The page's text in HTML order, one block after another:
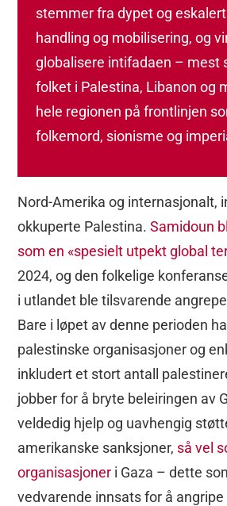
stemmer fra dypet og
handling og mobilisering, og
globalisere intifadaen – mest
folket i Palestina, Libanon og
hele regionen på frontlinjen
folkemord, sionisme og
Nord-Amerika og internasjonalt,
okkuperte Palestina.Samidoun
som en «spesielt utpekt global
2024, og den folkelige
i utlandet ble tilsvarende
Bare i løpet av denne perioden
palestinske organisasjoner og
inkludert et stort antall
jobber for å bryte beleiringen av
veldedig hjelp og uavhengig
amerikanske sanksjoner, så vel
organisasjoner i Gaza – dette
vedvarende innsats for å